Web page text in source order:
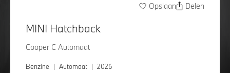
Opslaan Delen
MINI Hatchback
Cooper C Automaat
Benzine | Automaat | 2026